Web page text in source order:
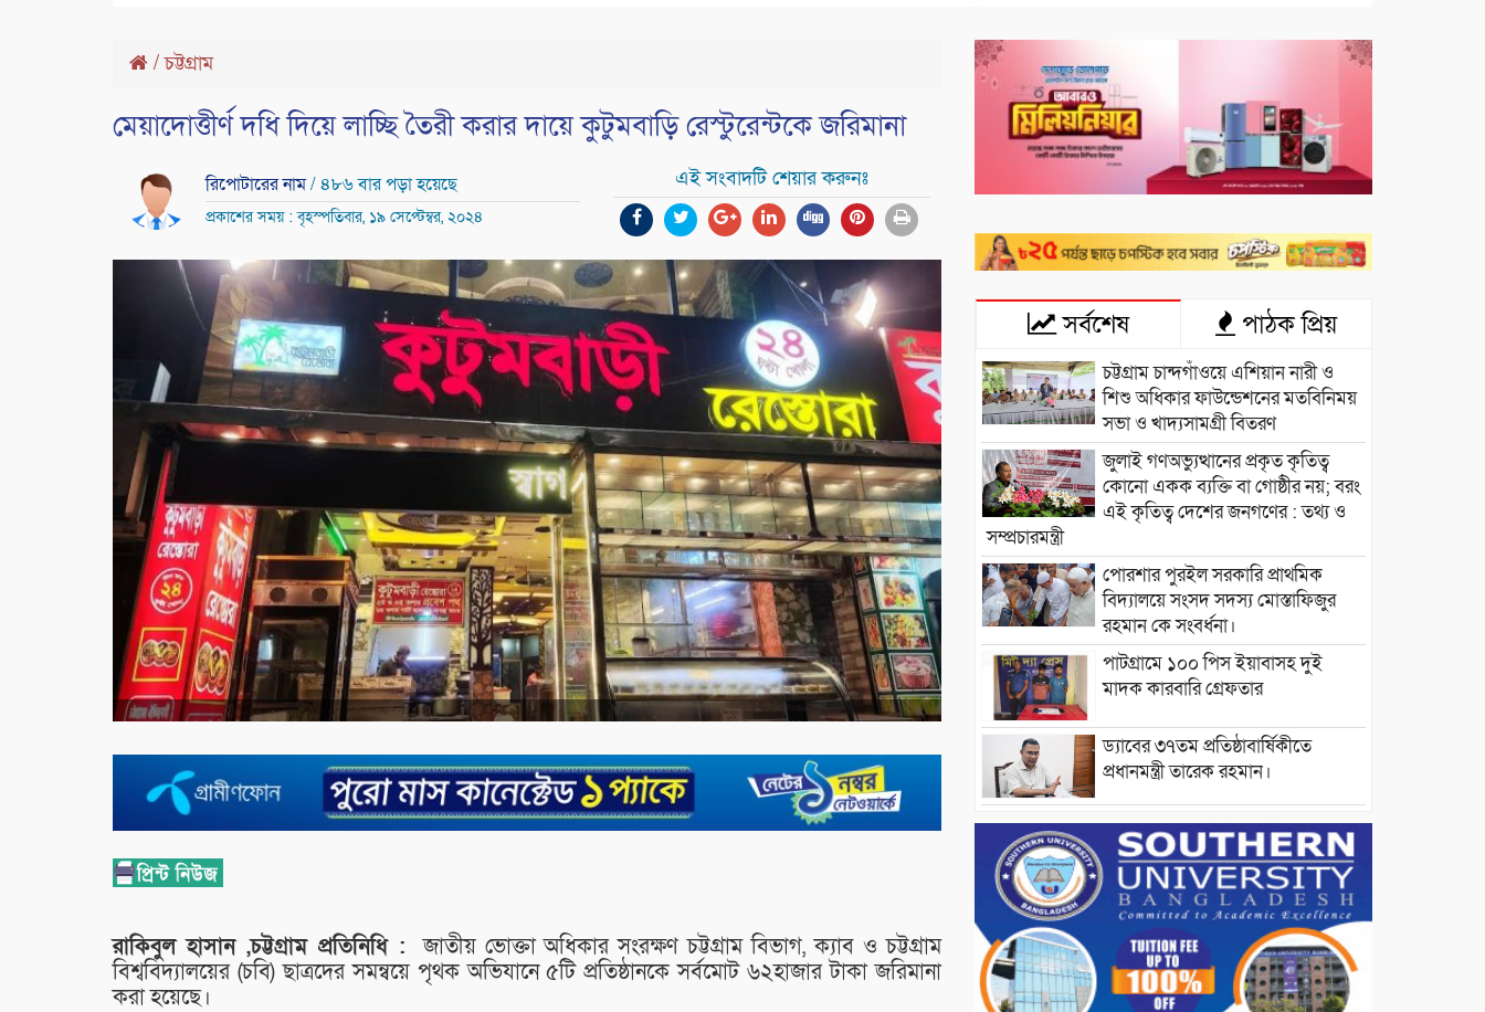
/চট্টগ্রাম
মেয়াদোত্তীর্ণ দধি দিয়ে লাচ্ছি তৈরী করার দায়ে কুটুমবাড়ি রেস্টুরেন্টকে জরিমানা
রিপোটারের নাম/ ৪৮৬ বার পড়া হয়েছে
প্রকাশের সময় : বৃহস্পতিবার, ১৯ সেপ্টেম্বর, ২০২৪
এই সংবাদটি শেয়ার করুনঃ
রাকিবুল হাসান ,চট্টগ্রাম প্রতিনিধি : জাতীয় ভোক্তা অধিকার সংরক্ষণ চট্টগ্রাম বিভাগ, ক্যাব ও চট্টগ্রাম
বিশ্ববিদ্যালয়ের (চবি) ছাত্রদের সমন্বয়ে পৃথক অভিযানে ৫টি প্রতিষ্ঠানকে সর্বমোট ৬২হাজার টাকা জরিমানা
করা হয়েছে।
সর্বশেষ পাঠক প্রিয়
চট্টগ্রাম চান্দগাঁওয়ে এশিয়ান নারী ও
শিশু অধিকার ফাউন্ডেশনের মতবিনিময়
সভা ও খাদ্যসামগ্রী বিতরণ
জুলাই গণঅভ্যুত্থানের প্রকৃত কৃতিত্ব
কোনো একক ব্যক্তি বা গোষ্ঠীর নয়; বরং
এই কৃতিত্ব দেশের জনগণের : তথ্য ও
সম্প্রচারমন্ত্রী
পোরশার পুরইল সরকারি প্রাথমিক
বিদ্যালয়ে সংসদ সদস্য মোস্তাফিজুর
রহমান কে সংবর্ধনা।
পাটগ্রামে ১০০ পিস ইয়াবাসহ দুই
মাদক কারবারি গ্রেফতার
ড্যাবের ৩৭তম প্রতিষ্ঠাবার্ষিকীতে
প্রধানমন্ত্রী তারেক রহমান।
চন্দনাইশের হাশিমপুর ৪ নং ওয়ার্ডে
৫’শতাধিক হতদরিদ্র পরিবারের মাঝে
খাদ্যসামগ্রী বিতরণ করেন মনজুর
মোরশেদ
পরিবেশ রক্ষায় পাটগ্রামে ইহসান ইয়ুথ
সার্কেলের বৃক্ষরোপণ